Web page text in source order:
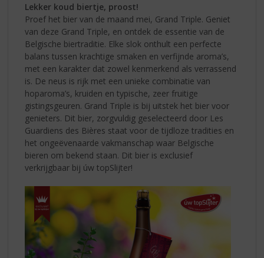
Lekker koud biertje, proost!
Proef het bier van de maand mei, Grand Triple. Geniet
van deze Grand Triple, en ontdek de essentie van de
Belgische biertraditie. Elke slok onthult een perfecte
balans tussen krachtige smaken en verfijnde aroma’s,
met een karakter dat zowel kenmerkend als verrassend
is. De neus is rijk met een unieke combinatie van
hoparoma’s, kruiden en typische, zeer fruitige
gistingsgeuren. Grand Triple is bij uitstek het bier voor
genieters. Dit bier, zorgvuldig geselecteerd door Les
Guardiens des Bières staat voor de tijdloze tradities en
het ongeëvenaarde vakmanschap waar Belgische
bieren om bekend staan. Dit bier is exclusief
verkrijgbaar bij úw topSlijter!